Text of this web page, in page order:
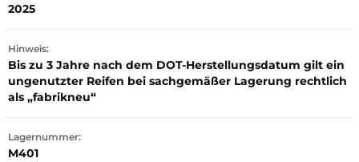
2025
Hinweis:
Bis zu 3 Jahre nach dem DOT-Herstellungsdatum gilt ein
ungenutzter Reifen bei sachgemäßer Lagerung rechtlich
als „fabrikneu“
Lagernummer:
M401